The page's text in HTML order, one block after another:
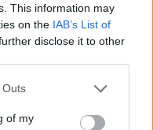
This information may
on the IAB’s List of
disclose it to other
Outs
of my
möjligheter på